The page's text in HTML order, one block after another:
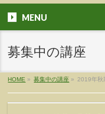
MENU
募集中の講座
HOME » 募集中の講座 » 2019年秋